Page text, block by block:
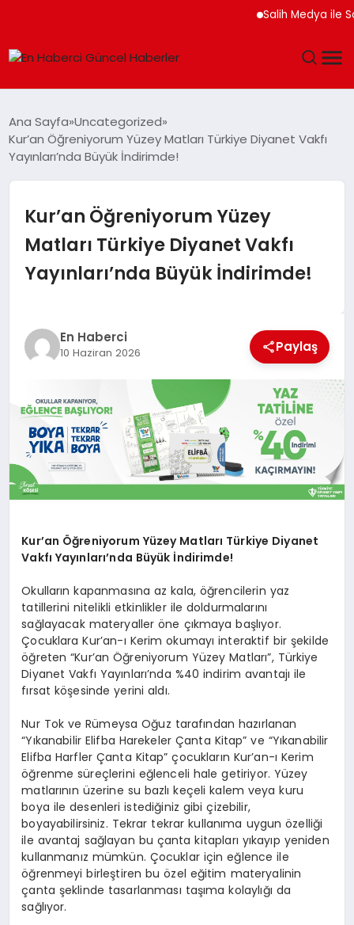
Salih Medya ile
SPOR
MAGAZIN
EKONOMI
EĞITIM
SIYASET
Ana Sayfa Uncategorized
Kur’an Öğreniyorum Yüzey Matları Türkiye Diyanet Vakfı
Yayınları’nda Büyük İndirimde!
Kur’an Öğreniyorum Yüzey
Matları Türkiye Diyanet Vakfı
Yayınları’nda Büyük İndirimde!
En Haberci
10 Haziran 2026 Paylaş
Kur’an Öğreniyorum Yüzey Matları Türkiye Diyanet
Vakfı Yayınları’nda Büyük İndirimde!
Okulların kapanmasına az kala, öğrencilerin yaz
tatillerini nitelikli etkinlikler ile doldurmalarını
sağlayacak materyaller öne çıkmaya başlıyor.
Çocuklara Kur’an-ı Kerim okumayı interaktif bir şekilde
öğreten “Kur’an Öğreniyorum Yüzey Matları”, Türkiye
Diyanet Vakfı Yayınları’nda %40 indirim avantajı ile
fırsat köşesinde yerini aldı.
Nur Tok ve Rümeysa Oğuz tarafından hazırlanan
“Yıkanabilir Elifba Harekeler Çanta Kitap” ve “Yıkanabilir
Elifba Harfler Çanta Kitap” çocukların Kur’an-ı Kerim
öğrenme süreçlerini eğlenceli hale getiriyor. Yüzey
matlarının üzerine su bazlı keçeli kalem veya kuru
boya ile desenleri istediğiniz gibi çizebilir,
boyayabilirsiniz. Tekrar tekrar kullanıma uygun özelliği
ile avantaj sağlayan bu çanta kitapları yıkayıp yeniden
kullanmanız mümkün. Çocuklar için eğlence ile
öğrenmeyi birleştiren bu özel eğitim materyalinin
çanta şeklinde tasarlanması taşıma kolaylığı da
sağlıyor.